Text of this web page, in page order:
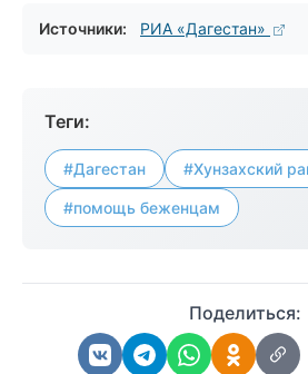
Источники: РИА «Дагестан»
Теги:
#Дагестан #Хунзахский
#помощь беженцам
Поделиться: